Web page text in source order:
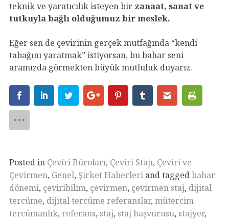
teknik ve yaratıcılık isteyen bir zanaat, sanat ve
tutkuyla bağlı olduğumuz bir meslek.
Eğer sen de çevirinin gerçek mutfağında “kendi
tabağını yaratmak” istiyorsan, bu bahar seni
aramızda görmekten büyük mutluluk duyarız.
Posted in Çeviri Büroları, Çeviri Stajı, Çeviri ve
Çevirmen, Genel, Şirket Haberleri and taggedbahar
dönemi, çeviribilim, çevirmen, çevirmen staj, dijital
tercüme, dijital tercüme referanslar, mütercim
tercümanlık, referans, staj, staj başvurusu, stajyer,